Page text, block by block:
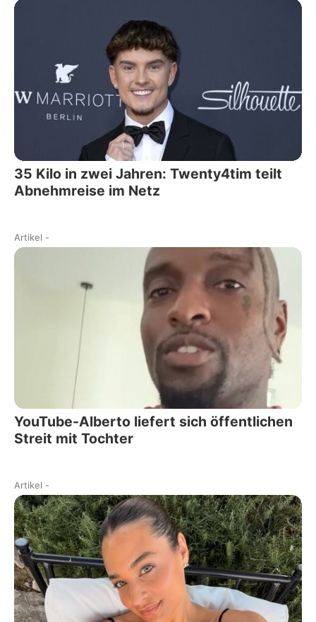
35 Kilo in zwei Jahren: Twenty4tim teilt
Abnehmreise im Netz
Artikel -
YouTube-Alberto liefert sich öffentlichen
Streit mit Tochter
Artikel -